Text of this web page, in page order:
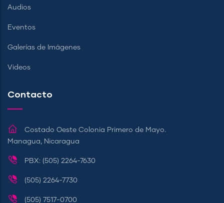
Audios
Eventos
Galerías de Imágenes
Videos
Contacto
Costado Oeste Colonia Primero de Mayo.
Managua, Nicaragua
PBX: (505) 2264-7630
(505) 2264-7730
(505) 7517-0700